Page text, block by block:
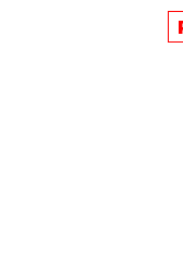
นอกจากนี้สถานีตำร